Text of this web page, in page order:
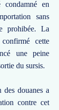
en
sans
prohibée. La
cette
une peine
du sursis.
des douanes a
contre cet